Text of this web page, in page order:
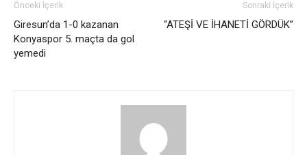
Önceki İçerik
Giresun’da 1-0 kazanan
Konyaspor 5. maçta da gol
yemedi
Sonraki İçerik
“ATEŞİ VE İHANETİ GÖRDÜK”